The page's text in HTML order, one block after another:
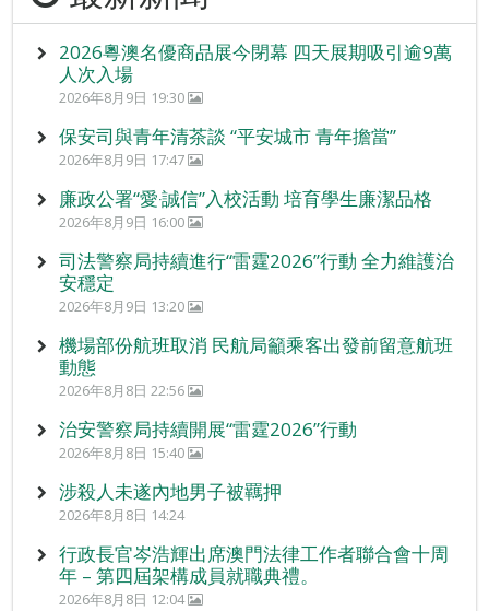
2026粵澳名優商品展今閉幕 四天展期吸引逾9萬
人次入場
2026年8月9日 19:30
保安司與青年清茶談 “平安城市 青年擔當”
2026年8月9日 17:47
廉政公署“愛‧誠信”入校活動 培育學生廉潔品格
2026年8月9日 16:00
司法警察局持續進行“雷霆2026”行動 全力維護治
安穩定
2026年8月9日 13:20
機場部份航班取消 民航局籲乘客出發前留意航班
動態
2026年8月8日 22:56
治安警察局持續開展“雷霆2026”行動
2026年8月8日 15:40
涉殺人未遂內地男子被羈押
2026年8月8日 14:24
行政長官岑浩輝出席澳門法律工作者聯合會十周
年 – 第四屆架構成員就職典禮。
2026年8月8日 12:04